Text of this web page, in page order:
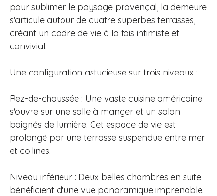
pour sublimer le paysage provençal, la demeure
s'articule autour de quatre superbes terrasses,
créant un cadre de vie à la fois intimiste et
convivial.
Une configuration astucieuse sur trois niveaux :
Rez-de-chaussée : Une vaste cuisine américaine
s'ouvre sur une salle à manger et un salon
baignés de lumière. Cet espace de vie est
prolongé par une terrasse suspendue entre mer
et collines.
Niveau inférieur : Deux belles chambres en suite
bénéficient d'une vue panoramique imprenable.